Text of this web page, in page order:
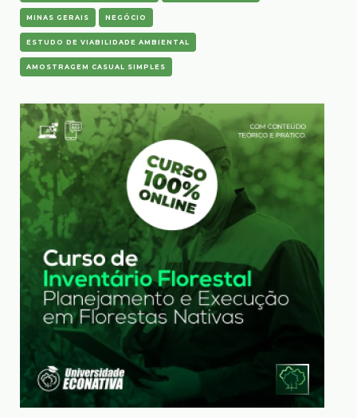
MINAS GERAIS NEGÓCIO
ESTUDO DE VIABILIDADE AMBIENTAL
AMOSTRAGEM CASUAL SIMPLES